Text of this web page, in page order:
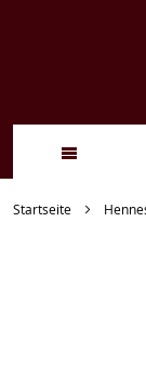
Zum
Startseite